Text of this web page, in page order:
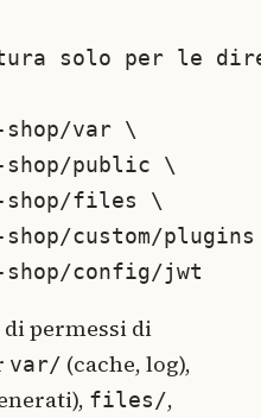
solo per le
var \
public \
files \
custom/plugins
config/jwt
permessi di
var/ (cache, log),
files/,